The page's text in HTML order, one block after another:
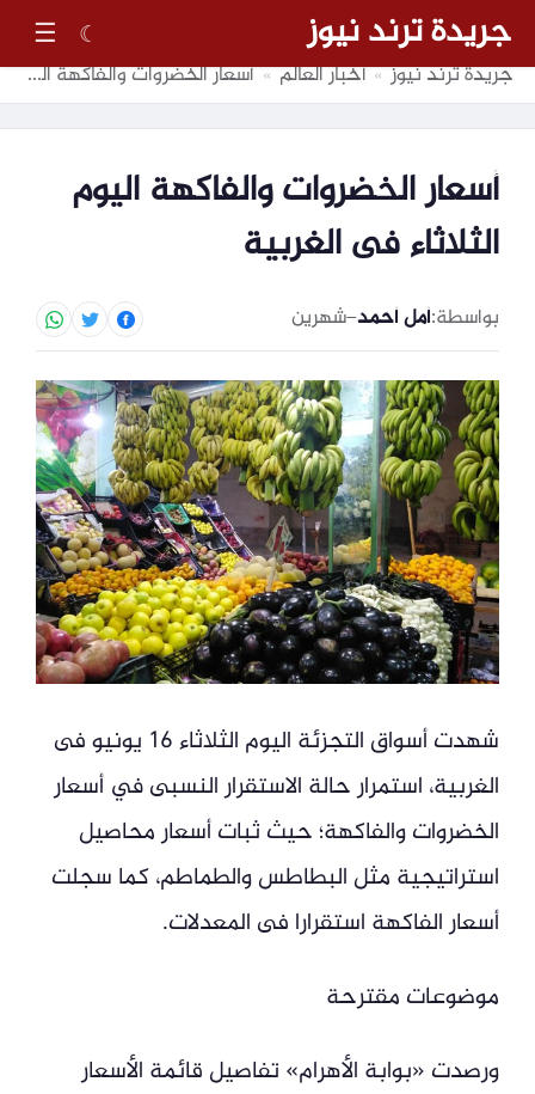
جريدة ترند نيوز ☾
☰
جريدة ترند نيوز » أخبار العالم » أسعار الخضروات والفاكهة اليوم الثلاثاء فى الغربية
أسعار الخضروات والفاكهة اليوم
الثلاثاء فى الغربية
بواسطة:أمل أحمد–شهرين
شهدت أسواق التجزئة اليوم الثلاثاء 16 يونيو فى
الغربية، استمرار حالة الاستقرار النسبى في أسعار
الخضروات والفاكهة؛ حيث ثبات أسعار محاصيل
استراتيجية مثل البطاطس والطماطم، كما سجلت
أسعار الفاكهة استقرارا فى المعدلات.
موضوعات مقترحة
ورصدت «بوابة الأهرام» تفاصيل قائمة الأسعار